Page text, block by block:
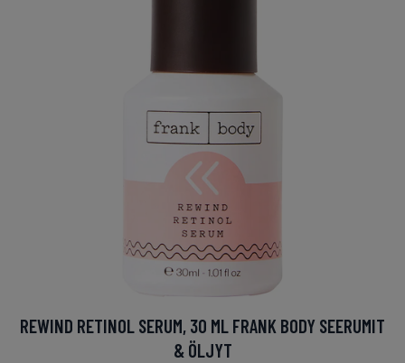
REWIND RETINOL SERUM, 30 ML FRANK BODY SEERUMIT
& ÖLJYT